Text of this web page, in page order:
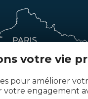
votre vie
pour améliorer
votre engagement